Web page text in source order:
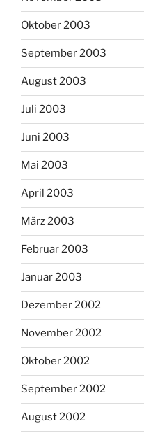
Oktober 2003
September 2003
August 2003
Juli 2003
Juni 2003
Mai 2003
April 2003
März 2003
Februar 2003
Januar 2003
Dezember 2002
November 2002
Oktober 2002
September 2002
August 2002